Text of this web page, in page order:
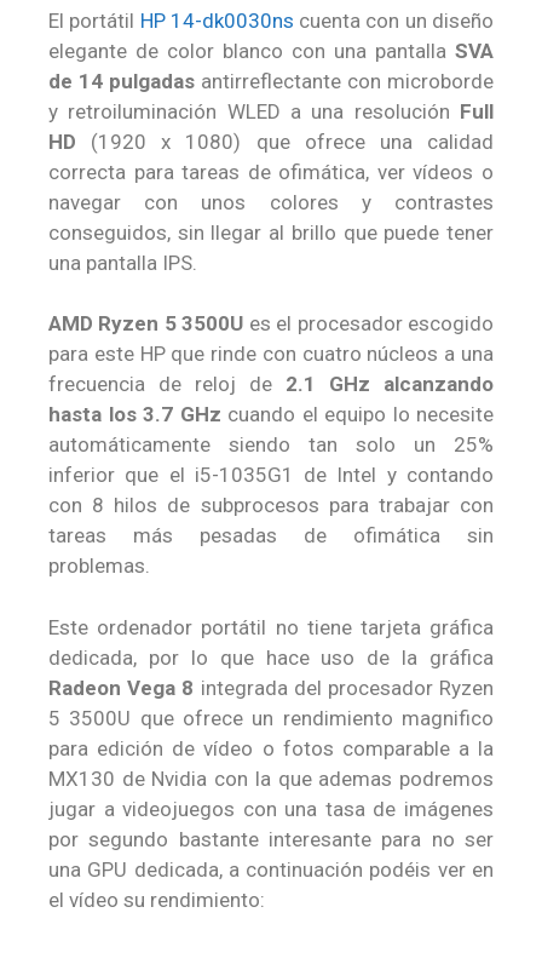
El portátil HP 14-dk0030ns cuenta con un diseño
elegante de color blanco con una pantalla SVA
de 14 pulgadas antirreflectante con microborde
y retroiluminación WLED a una resolución Full
HD (1920 x 1080) que ofrece una calidad
correcta para tareas de ofimática, ver vídeos o
navegar con unos colores y contrastes
conseguidos, sin llegar al brillo que puede tener
una pantalla IPS.
AMD Ryzen 5 3500U es el procesador escogido
para este HP que rinde con cuatro núcleos a una
frecuencia de reloj de 2.1 GHz alcanzando
hasta los 3.7 GHz cuando el equipo lo necesite
automáticamente siendo tan solo un 25%
inferior que el i5-1035G1 de Intel y contando
con 8 hilos de subprocesos para trabajar con
tareas más pesadas de ofimática sin
problemas.
Este ordenador portátil no tiene tarjeta gráfica
dedicada, por lo que hace uso de la gráfica
Radeon Vega 8 integrada del procesador Ryzen
5 3500U que ofrece un rendimiento magnifico
para edición de vídeo o fotos comparable a la
MX130 de Nvidia con la que ademas podremos
jugar a videojuegos con una tasa de imágenes
por segundo bastante interesante para no ser
una GPU dedicada, a continuación podéis ver en
el vídeo su rendimiento: